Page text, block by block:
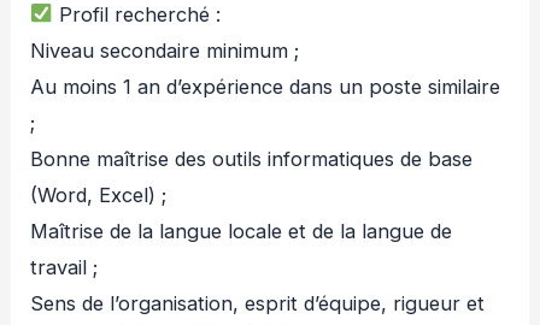
Profil recherché :
Niveau secondaire minimum ;
Au moins 1 an d’expérience dans un poste similaire
;
Bonne maîtrise des outils informatiques de base
(Word, Excel) ;
Maîtrise de la langue locale et de la langue de
travail ;
Sens de l’organisation, esprit d’équipe, rigueur et